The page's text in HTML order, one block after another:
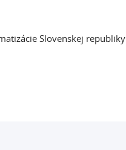
Slovenskej republiky